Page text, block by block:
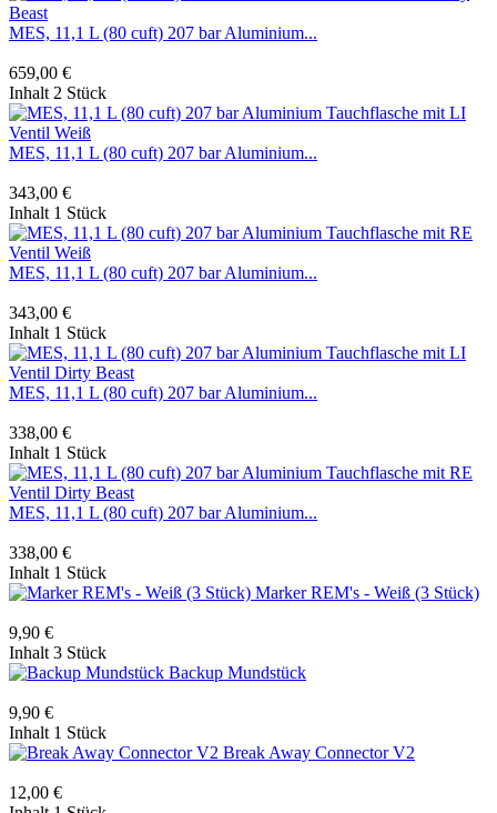
MES, 11,1 L (80 cuft) 207 bar Aluminium...
659,00 €
Inhalt 2 Stück
MES, 11,1 L (80 cuft) 207 bar Aluminium...
343,00 €
Inhalt 1 Stück
MES, 11,1 L (80 cuft) 207 bar Aluminium...
343,00 €
Inhalt 1 Stück
MES, 11,1 L (80 cuft) 207 bar Aluminium...
338,00 €
Inhalt 1 Stück
MES, 11,1 L (80 cuft) 207 bar Aluminium...
338,00 €
Inhalt 1 Stück
Marker REM's - Weiß (3 Stück)
9,90 €
Inhalt 3 Stück
Backup Mundstück
9,90 €
Inhalt 1 Stück
Break Away Connector V2
12,00 €